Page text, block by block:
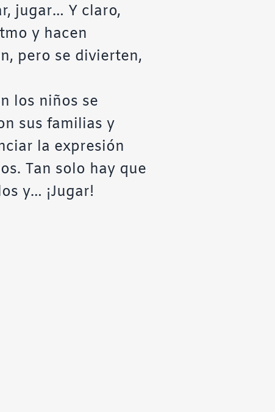
jugar… Y claro,
y hacen
pero se divierten,
los niños se
sus familias y
la expresión
Tan solo hay que
y… ¡Jugar!